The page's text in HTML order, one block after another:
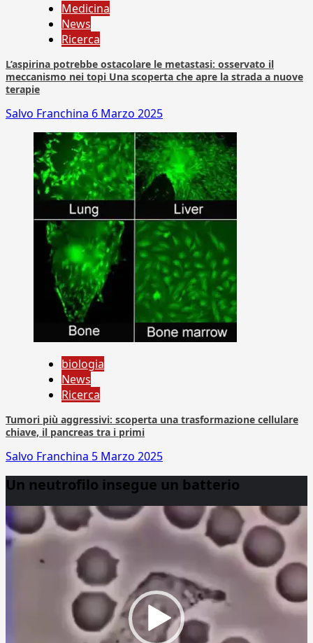
Medicina
News
Ricerca
L’aspirina potrebbe ostacolare le metastasi: osservato il
meccanismo nei topi Una scoperta che apre la strada a nuove
terapie
Salvo Franchina 6 Marzo 2025
biologia
News
Ricerca
Tumori più aggressivi: scoperta una trasformazione cellulare
chiave, il pancreas tra i primi
Salvo Franchina 5 Marzo 2025
Un neutrofilo insegue un batterio
Player